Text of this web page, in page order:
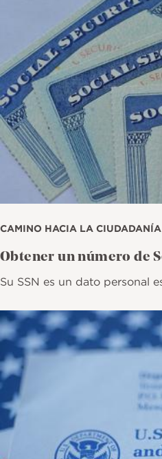
CAMINO HACIA LA CIUDADANÍA
Obtener un número de
Su SSN es un dato personal
Imagen